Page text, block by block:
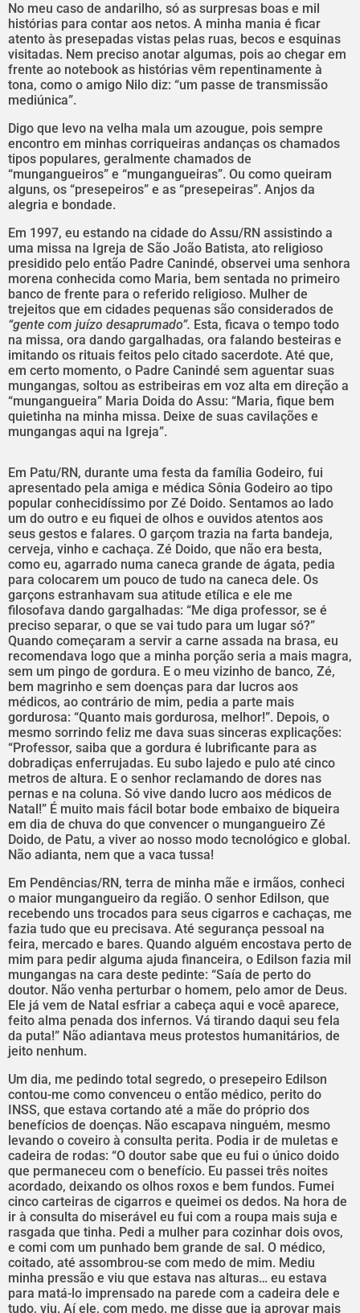
No meu caso de andarilho, só as surpresas boas e mil
histórias para contar aos netos. A minha mania é ficar
atento às presepadas vistas pelas ruas, becos e esquinas
visitadas. Nem preciso anotar algumas, pois ao chegar em
frente ao notebook as histórias vêm repentinamente à
tona, como o amigo Nilo diz: “um passe de transmissão
mediúnica”.
Digo que levo na velha mala um azougue, pois sempre
encontro em minhas corriqueiras andanças os chamados
tipos populares, geralmente chamados de
“mungangueiros” e “mungangueiras”. Ou como queiram
alguns, os “presepeiros” e as “presepeiras”. Anjos da
alegria e bondade.
Em 1997, eu estando na cidade do Assu/RN assistindo a
uma missa na Igreja de São João Batista, ato religioso
presidido pelo então Padre Canindé, observei uma senhora
morena conhecida como Maria, bem sentada no primeiro
banco de frente para o referido religioso. Mulher de
trejeitos que em cidades pequenas são considerados de
“gente com juízo desaprumado”. Esta, ficava o tempo todo
na missa, ora dando gargalhadas, ora falando besteiras e
imitando os rituais feitos pelo citado sacerdote. Até que,
em certo momento, o Padre Canindé sem aguentar suas
mungangas, soltou as estribeiras em voz alta em direção a
“mungangueira” Maria Doida do Assu: “Maria, fique bem
quietinha na minha missa. Deixe de suas cavilações e
mungangas aqui na Igreja”.
Em Patu/RN, durante uma festa da família Godeiro, fui
apresentado pela amiga e médica Sônia Godeiro ao tipo
popular conhecidíssimo por Zé Doido. Sentamos ao lado
um do outro e eu fiquei de olhos e ouvidos atentos aos
seus gestos e falares. O garçom trazia na farta bandeja,
cerveja, vinho e cachaça. Zé Doido, que não era besta,
como eu, agarrado numa caneca grande de ágata, pedia
para colocarem um pouco de tudo na caneca dele. Os
garçons estranhavam sua atitude etílica e ele me
filosofava dando gargalhadas: “Me diga professor, se é
preciso separar, o que se vai tudo para um lugar só?”
Quando começaram a servir a carne assada na brasa, eu
recomendava logo que a minha porção seria a mais magra,
sem um pingo de gordura. E o meu vizinho de banco, Zé,
bem magrinho e sem doenças para dar lucros aos
médicos, ao contrário de mim, pedia a parte mais
gordurosa: “Quanto mais gordurosa, melhor!”. Depois, o
mesmo sorrindo feliz me dava suas sinceras explicações:
“Professor, saiba que a gordura é lubrificante para as
dobradiças enferrujadas. Eu subo lajedo e pulo até cinco
metros de altura. E o senhor reclamando de dores nas
pernas e na coluna. Só vive dando lucro aos médicos de
Natal!” É muito mais fácil botar bode embaixo de biqueira
em dia de chuva do que convencer o mungangueiro Zé
Doido, de Patu, a viver ao nosso modo tecnológico e global.
Não adianta, nem que a vaca tussa!
Em Pendências/RN, terra de minha mãe e irmãos, conheci
o maior mungangueiro da região. O senhor Edilson, que
recebendo uns trocados para seus cigarros e cachaças, me
fazia tudo que eu precisava. Até segurança pessoal na
feira, mercado e bares. Quando alguém encostava perto de
mim para pedir alguma ajuda financeira, o Edilson fazia mil
mungangas na cara deste pedinte: “Saía de perto do
doutor. Não venha perturbar o homem, pelo amor de Deus.
Ele já vem de Natal esfriar a cabeça aqui e você aparece,
feito alma penada dos infernos. Vá tirando daqui seu fela
da puta!” Não adiantava meus protestos humanitários, de
jeito nenhum.
Um dia, me pedindo total segredo, o presepeiro Edilson
contou-me como convenceu o então médico, perito do
INSS, que estava cortando até a mãe do próprio dos
benefícios de doenças. Não escapava ninguém, mesmo
levando o coveiro à consulta perita. Podia ir de muletas e
cadeira de rodas: “O doutor sabe que eu fui o único doido
que permaneceu com o benefício. Eu passei três noites
acordado, deixando os olhos roxos e bem fundos. Fumei
cinco carteiras de cigarros e queimei os dedos. Na hora de
ir à consulta do miserável eu fui com a roupa mais suja e
rasgada que tinha. Pedi a mulher para cozinhar dois ovos,
e comi com um punhado bem grande de sal. O médico,
coitado, até assombrou-se com medo de mim. Mediu
minha pressão e viu que estava nas alturas… eu estava
para matá-lo imprensado na parede com a cadeira dele e
tudo, viu. Aí ele, com medo, me disse que ia aprovar mais